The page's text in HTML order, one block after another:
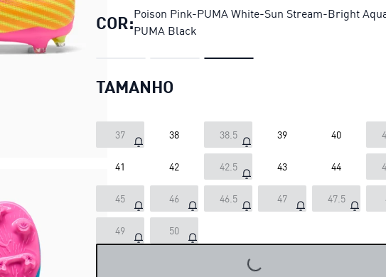
COR:Poison Pink-PUMA White-Sun Stream-Bright
PUMA Black
TAMANHO
37 38 38.5 39 40
41 42 42.5 43 44
45 46 46.5 47 47.5
49 50